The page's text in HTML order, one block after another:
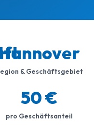
& Geschäftsgebiet
50 €
pro Geschäftsanteil